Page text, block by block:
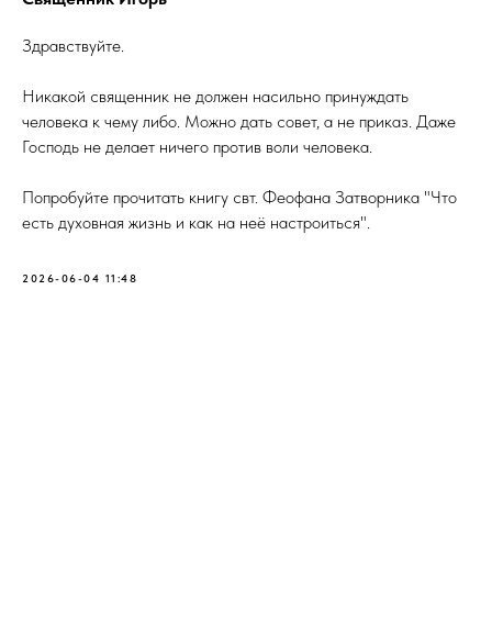
Здравствуйте.
Никакой священник не должен насильно принуждать
человека к чему либо. Можно дать совет, а не приказ. Даже
Господь не делает ничего против воли человека.
Попробуйте прочитать книгу свт. Феофана Затворника "Что
есть духовная жизнь и как на неё настроиться".
2026-06-04 11:48